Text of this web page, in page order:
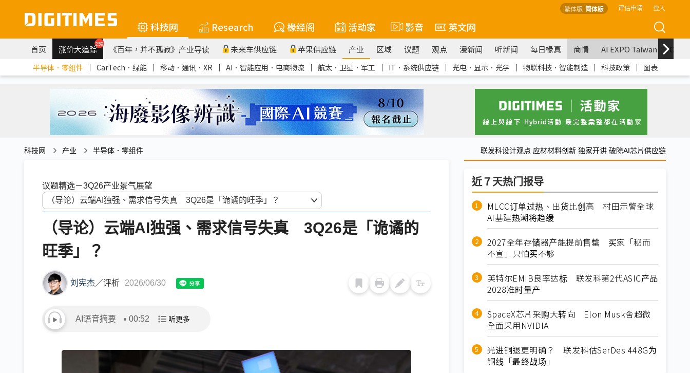
繁体版 简体版 评估申请 登入
科技网 Research 椽经阁 活动家 影音 英文网
首页 涨价大追踪259 《百年，并不孤寂》产业导读 未来车供应链 苹果供应链 产业 区域 议题 观点 漫新闻 听新闻 每日椽真 商情 AI EXPO Taiwan
半导体．零组件 ｜ CarTech．绿能 ｜ 移动．通讯．XR ｜ AI．智能应用．电商物流 ｜ 航太．卫星．军工 ｜ IT．系统供应链 ｜ 光电．显示．光学 ｜ 物联科技．智能制造 ｜ 科技政策 ｜ 图表
科技网 产业 半导体．零组件 联发科设计观点 应材材料创新 独家开讲 破除AI芯片供应链
议题精选－3Q26产业景气展望
（导论）云端AI独强、需求信号失真 3Q26是「诡谲的
旺季」？
刘宪杰 ／评析 2026/06/30
AI语音摘要 00:52 听更多
近７天热门报导
MLCC订单过热、出货比创高 村田示警全球
AI基建热潮将趋缓
2027全年存储器产能提前售罄 买家「秘而
不宣」只怕买不够
英特尔EMIB良率达标 联发科第2代ASIC产品
2028准时量产
SpaceX芯片采购大转向 Elon Musk舍超微
全面采用NVIDIA
光进铜退更明确？ 联发科估SerDes 448G为
铜线「最终战场」